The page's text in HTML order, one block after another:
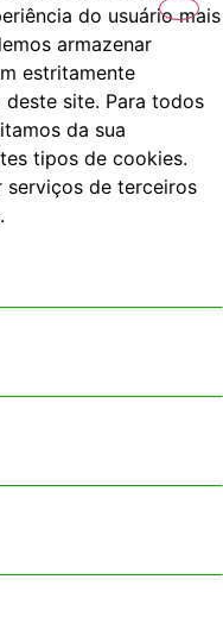
do usuário mais
armazenar
estritamente
site. Para todos
da sua
tipos de cookies.
serviços de terceiros